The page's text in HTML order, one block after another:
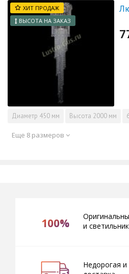
ХИТ ПРОДАЖ
ВЫСОТА НА ЗАКАЗ
Диаметр 450 мм Высота 2000 мм
Еще 8 размеров
100%
и
Недорогая